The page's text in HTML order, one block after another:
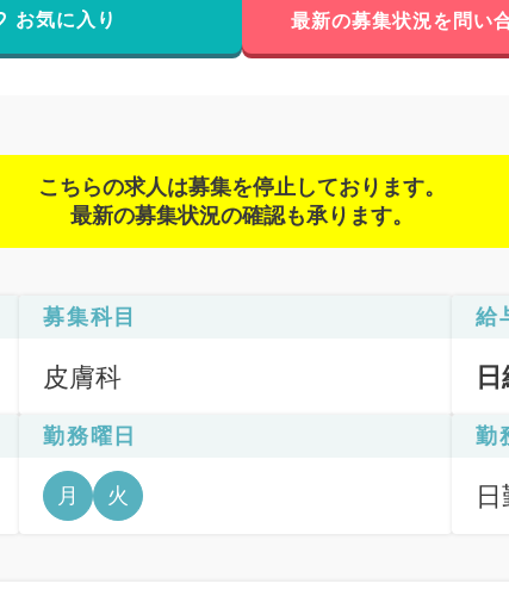
お気に入り 最新の募集状況を問い
こちらの求人は募集を停止しております。
最新の募集状況の確認も承ります。
募集科目
皮膚科
給
勤務曜日
月 火
勤